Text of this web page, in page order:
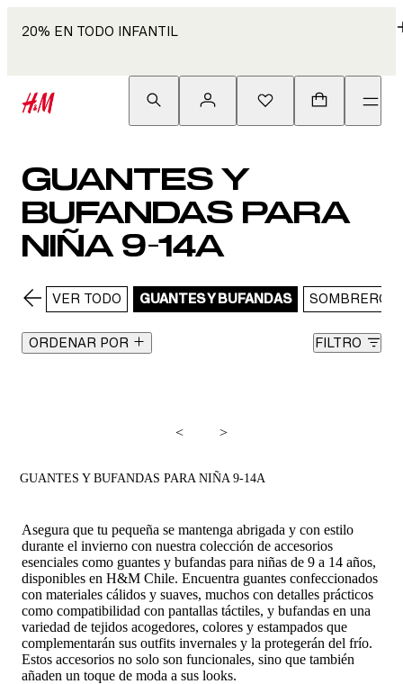
20% EN TODO INFANTIL
GUANTES Y
BUFANDAS PARA
NIÑA 9-14A
VER TODO GUANTES Y BUFANDAS SOMBREROS
ORDENAR POR FILTRO
< >
GUANTES Y BUFANDAS PARA NIÑA 9-14A
Asegura que tu pequeña se mantenga abrigada y con estilo
durante el invierno con nuestra colección de accesorios
esenciales como guantes y bufandas para niñas de 9 a 14 años,
disponibles en H&M Chile. Encuentra guantes confeccionados
con materiales cálidos y suaves, muchos con detalles prácticos
como compatibilidad con pantallas táctiles, y bufandas en una
variedad de tejidos acogedores, colores y estampados que
complementarán sus outfits invernales y la protegerán del frío.
Estos accesorios no solo son funcionales, sino que también
añaden un toque de moda a sus looks.